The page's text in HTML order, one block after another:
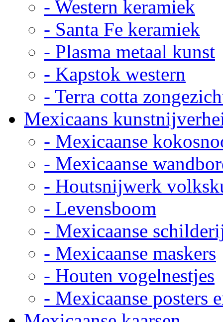
- Western keramiek
- Santa Fe keramiek
- Plasma metaal kunst
- Kapstok western
- Terra cotta
Mexicaans
- Mexicaanse
- Mexicaanse
- Houtsnijwerk
- Levensboom
- Mexicaanse
- Mexicaanse maskers
- Houten vogelnestjes
- Mexicaanse posters